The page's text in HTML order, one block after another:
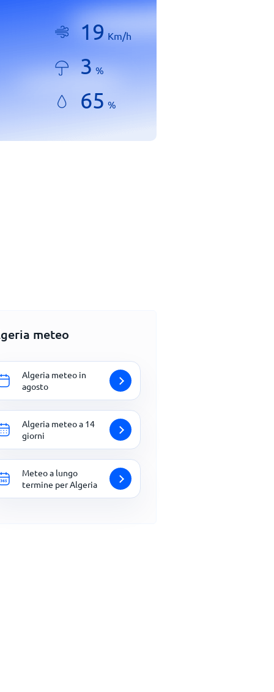
19 Km/h
3 %
65 %
meteo
Algeria meteo in
agosto
Algeria meteo a 14
giorni
Meteo a lungo
termine per Algeria